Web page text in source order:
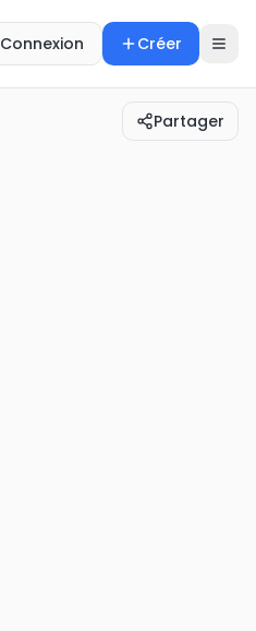
Connexion Créer
Partager